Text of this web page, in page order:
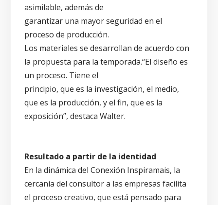
asimilable, además de
garantizar una mayor seguridad en el
proceso de producción.
Los materiales se desarrollan de acuerdo con
la propuesta para la temporada.“El diseño es
un proceso. Tiene el
principio, que es la investigación, el medio,
que es la producción, y el fin, que es la
exposición”, destaca Walter.
Resultado a partir de la identidad
En la dinámica del Conexión Inspiramais, la
cercanía del consultor a las empresas facilita
el proceso creativo, que está pensado para